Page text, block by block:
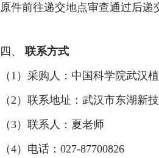
原件前往递交地点审查通过后递
四、
联系方式
（ 1）采购人：中国科学院武汉
（ 2）联系地址：武汉市东湖新
（3）联系人： 夏老师
（4）电话：027-87700826